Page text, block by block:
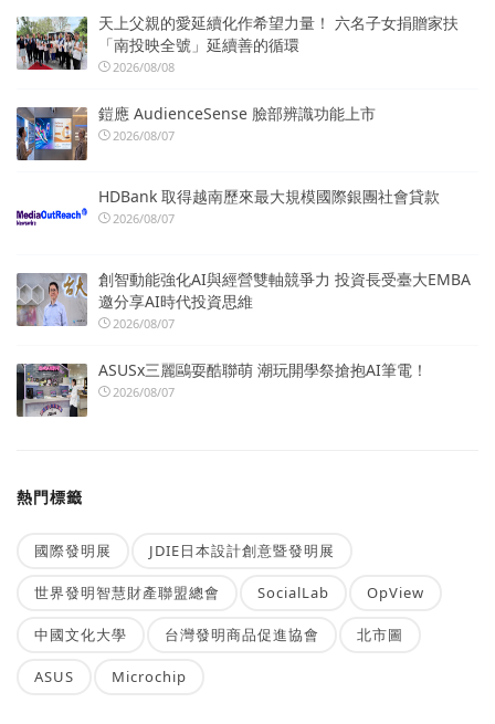
天上父親的愛延續化作希望力量！ 六名子女捐贈家扶
「南投映全號」延續善的循環
2026/08/08
鎧應 AudienceSense 臉部辨識功能上市
2026/08/07
HDBank 取得越南歷來最大規模國際銀團社會貸款
2026/08/07
創智動能強化AI與經營雙軸競爭力 投資長受臺大EMBA
邀分享AI時代投資思維
2026/08/07
ASUSx三麗鷗耍酷聯萌 潮玩開學祭搶抱AI筆電！
2026/08/07
熱門標籤
國際發明展 JDIE日本設計創意暨發明展
世界發明智慧財產聯盟總會 SocialLab OpView
中國文化大學 台灣發明商品促進協會 北市圖
ASUS Microchip